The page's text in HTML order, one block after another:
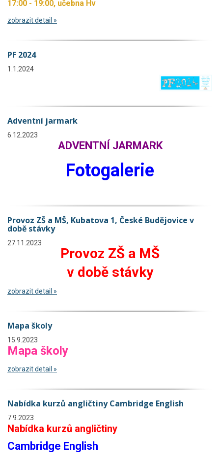
17:00 - 19:00, učebna Hv
zobrazit detail »
PF 2024
1.1.2024
Adventní jarmark
6.12.2023
ADVENTNÍ JARMARK
Fotogalerie
Provoz ZŠ a MŠ, Kubatova 1, České Budějovice v
době stávky
27.11.2023
Provoz ZŠ a MŠ
v době stávky
zobrazit detail »
Mapa školy
15.9.2023
Mapa školy
zobrazit detail »
Nabídka kurzů angličtiny Cambridge English
7.9.2023
Nabídka kurzů angličtiny
Cambridge English